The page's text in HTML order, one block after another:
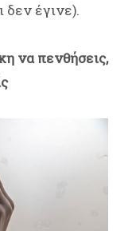
δεν έγινε).
να πενθήσεις,